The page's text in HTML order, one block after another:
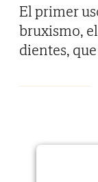
El primer
bruxismo,
dientes,